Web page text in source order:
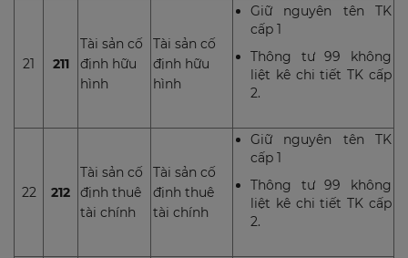
21 211
Tài sản cố
định hữu
hình
Tài sản cố
định hữu
hình
Giữ nguyên tên TK
cấp 1
Thông tư 99 không
liệt kê chi tiết TK cấp
2.
22 212
Tài sản cố
định thuê
tài chính
Tài sản cố
định thuê
tài chính
Giữ nguyên tên TK
cấp 1
Thông tư 99 không
liệt kê chi tiết TK cấp
2.